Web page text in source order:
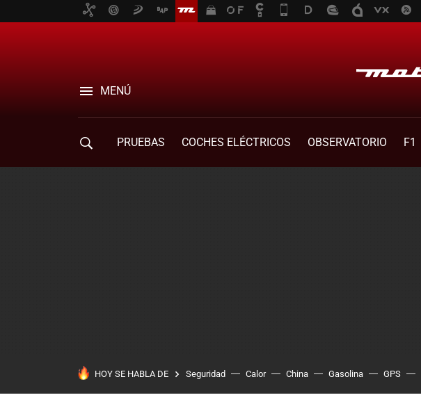
MENÚ
PRUEBAS COCHES ELÉCTRICOS OBSERVATORIO F1
HOY SE HABLA DE Seguridad Calor China Gasolina GPS